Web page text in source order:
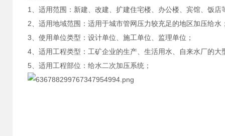
1、适用范围：新建、改建、扩建住宅楼、办公楼、宾馆、饭店
2、适用地域范围：适用于城市管网压力较充足的地区加压给水
3、使用单位类型：设计单位、施工单位、监理单位；
4、适用工程类型：工矿企业的生产、生活用水、自来水厂的大
5、适用工程部位：给水二次加压系统；